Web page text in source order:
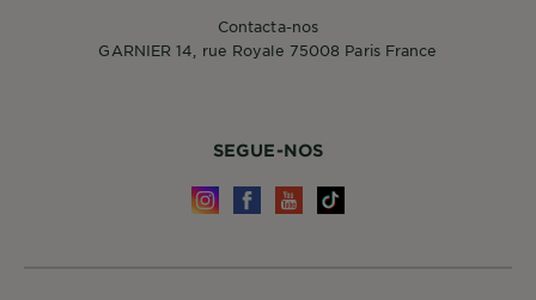
SEGUE-NOS
Contacta-nos
GARNIER 14, rue Royale 75008 Paris France